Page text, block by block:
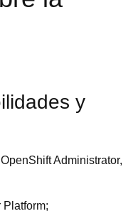
y
Administrator,